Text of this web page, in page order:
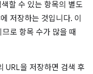
할 수 있는 항목의 별도
저장하는 것입니다. 이
로 항목 수가 많을 때
URL을 저장하면 검색 후